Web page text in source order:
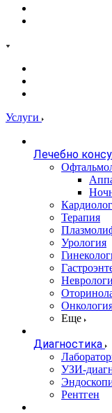
Услуги
Лечебно
Терапия
Урология
Еще
Диагностика
УЗИ-
Рентген